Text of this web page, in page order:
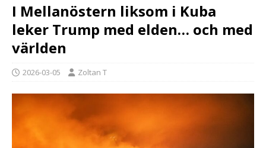
I Mellanöstern liksom i Kuba
leker Trump med elden… och med
världen
2026-03-05 Zoltan T